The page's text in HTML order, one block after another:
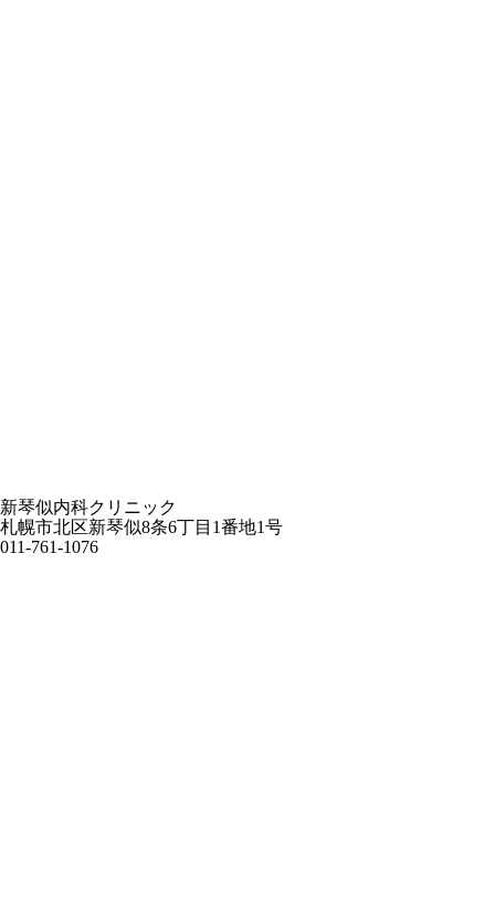
新琴似内科クリニック
札幌市北区新琴似8条6丁目1番地1号
011-761-1076